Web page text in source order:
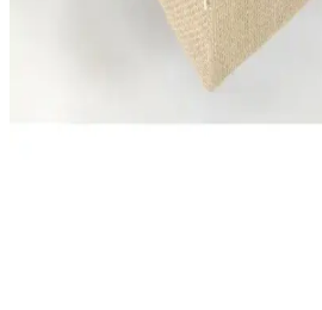
Ezupack 6'lı tiramisu kupası seti, 300 cc
renkli tasarımıyla mutfakta şıklık ve
English Home Carlisa Plastik